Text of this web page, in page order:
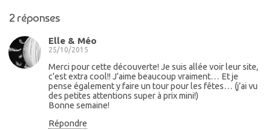
2 réponses
Elle & Méo
25/10/2015
Merci pour cette découverte! Je suis allée voir leur site,
c’est extra cool!! J’aime beaucoup vraiment… Et je
pense également y faire un tour pour les fêtes… (j’ai vu
des petites attentions super à prix mini!)
Bonne semaine!
Répondre